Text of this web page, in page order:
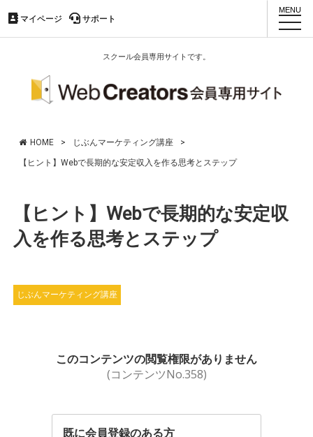
スクール会員専用サイトです。
toggle
マイページ サポート
HOME > じぶんマーケティング講座 >
【ヒント】Webで長期的な安定収入を作る思考とステップ
【ヒント】Webで長期的な安定収
入を作る思考とステップ
じぶんマーケティング講座
マイページ サポート